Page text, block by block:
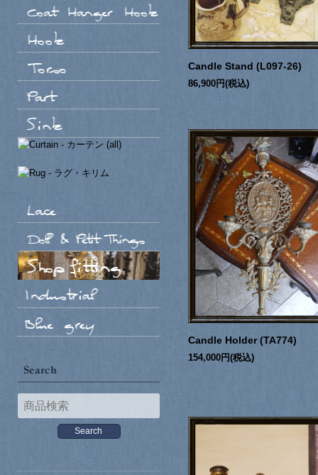
Candle Stand (L097-26)
86,900円(税込)
Candle Holder (TA774)
154,000円(税込)